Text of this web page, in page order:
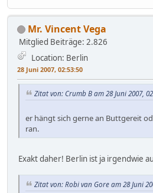
Mr. Vincent Vega
Mitglied Beiträge: 2.826
Location: Berlin
28 Juni 2007, 02:53:50
Zitat von: Crumb B am 28 Juni 2007,
er hängt sich gerne an Buttgereit
ran.
Exakt daher! Berlin ist ja irgendwie
Zitat von: Robi van Gore am 28 Juni